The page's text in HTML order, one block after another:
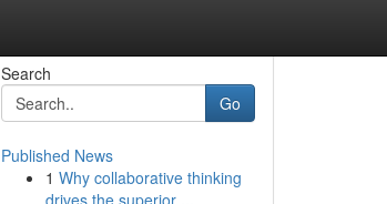
Search
Go
Published News
1 Why collaborative thinking
drives the superior ...